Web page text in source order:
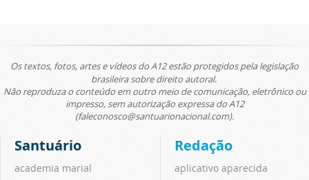
Os textos, fotos, artes e vídeos do A12 estão protegidos pela legislação
brasileira sobre direito autoral.
Não reproduza o conteúdo em outro meio de comunicação, eletrônico ou
impresso, sem autorização expressa do A12
(faleconosco@santuarionacional.com).
Santuário
academia marial
Redação
aplicativo aparecida